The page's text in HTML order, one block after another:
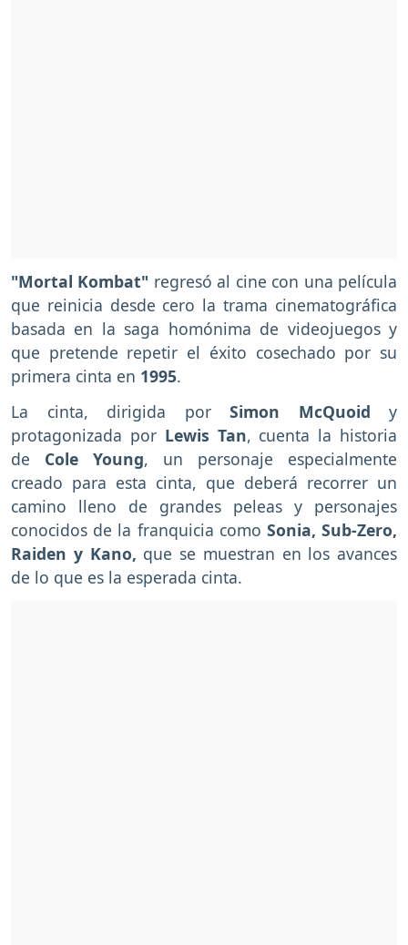
"Mortal Kombat" regresó al cine con una película
que reinicia desde cero la trama cinematográfica
basada en la saga homónima de videojuegos y
que pretende repetir el éxito cosechado por su
primera cinta en 1995.
La cinta, dirigida por Simon McQuoid y
protagonizada por Lewis Tan, cuenta la historia
de Cole Young, un personaje especialmente
creado para esta cinta, que deberá recorrer un
camino lleno de grandes peleas y personajes
conocidos de la franquicia como Sonia, Sub-Zero,
Raiden y Kano, que se muestran en los avances
de lo que es la esperada cinta.